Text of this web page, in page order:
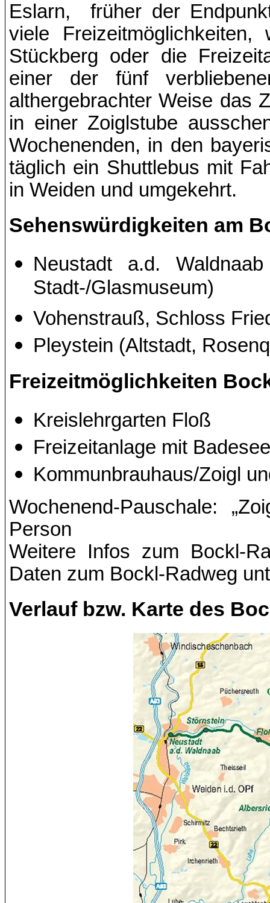
Eslarn, früher der
viele
Stückberg oder die
einer der fünf
althergebrachter Weise das
in einer Zoiglstube
Wochenenden, in den
täglich ein Shuttlebus mit
in Weiden und umgekehrt.
Sehenswürdigkeiten am
Neustadt a.d.
Stadt-/Glasmuseum)
Vohenstrauß, Schloss
Pleystein (Altstadt,
Freizeitmöglichkeiten
Kreislehrgarten Floß
Freizeitanlage mit
Kommunbrauhaus/Zoigl
Wochenend-Pauschale:
Person
Weitere Infos zum Bockl-
Daten zum Bockl-Radweg
Verlauf bzw. Karte des